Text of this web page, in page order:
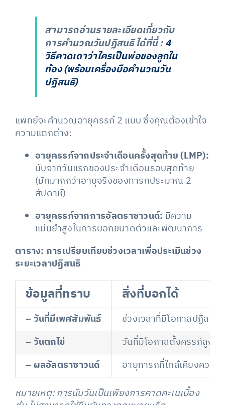
สามารถอ่านรายละเอียดเกี่ยวกับ
การคำนวณวันปฏิสนธิ ได้ที่นี่ :4
วิธีคาดเดาว่าใครเป็นพ่อของลูกใน
ท้อง (พร้อมเครื่องมือคำนวณวัน
ปฏิสนธิ)
แพทย์จะคำนวณอายุครรภ์ 2 แบบ ซึ่งคุณต้องเข้าใจ
ความแตกต่าง:
อายุครรภ์จากประจำเดือนครั้งสุดท้าย (LMP):
นับจากวันแรกของประจำเดือนรอบสุดท้าย
(มักมากกว่าอายุจริงของทารกประมาณ 2
สัปดาห์)
อายุครรภ์จากการอัลตราซาวนด์: มีความ
แม่นยำสูงในการบอกขนาดตัวและพัฒนาการ
ตาราง: การเปรียบเทียบช่วงเวลาเพื่อประเมินช่วง
ระยะเวลาปฏิสนธิ
ข้อมูลที่ทราบ สิ่งที่บอกได้
– วันที่มีเพศสัมพันธ์
ช่วงเวลาที่มีโอกาสปฏิสนธิ
– วันตกไข่
วันที่มีโอกาสตั้งครรภ์สูงสุด
– ผลอัลตราซาวนด์
อายุทารกที่ใกล้เคียงความ
หมายเหตุ: การนับวันเป็นเพียงการคาดคะเนเบื้อง